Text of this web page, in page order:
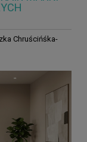
Chruścińśka-